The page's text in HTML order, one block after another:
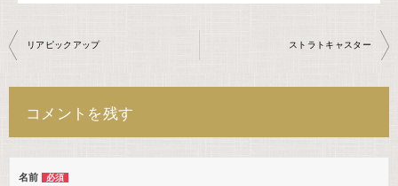
投
ー
リアピックアップ ストラトキャスター
コメントを残す
名前 必須